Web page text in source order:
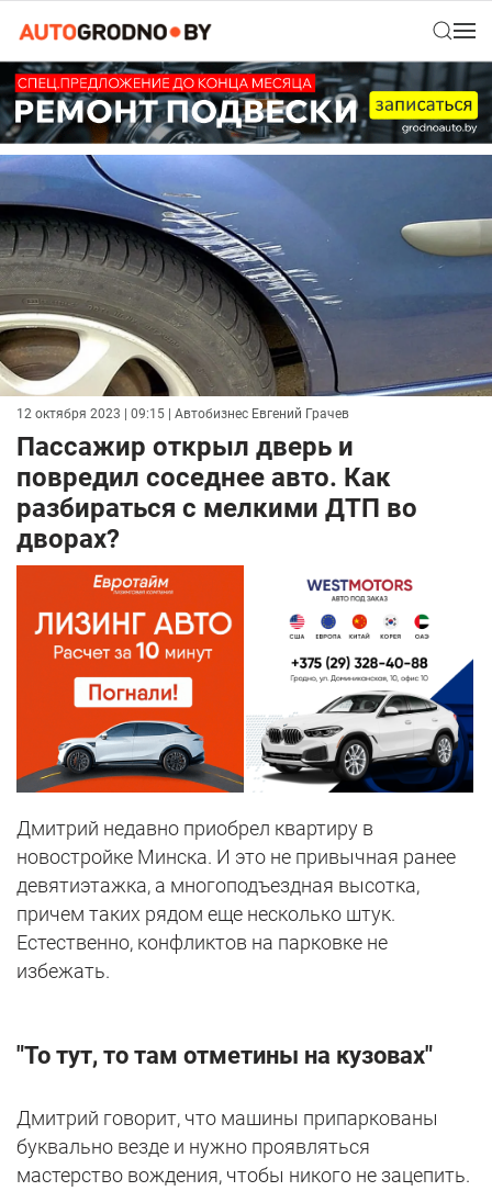
12 октября 2023 | 09:15 | Автобизнес Евгений Грачев
Пассажир открыл дверь и
повредил соседнее авто. Как
разбираться с мелкими ДТП во
дворах?
Дмитрий недавно приобрел квартиру в
новостройке Минска. И это не привычная ранее
девятиэтажка, а многоподъездная высотка,
причем таких рядом еще несколько штук.
Естественно, конфликтов на парковке не
избежать.
"То тут, то там отметины на кузовах"
Дмитрий говорит, что машины припаркованы
буквально везде и нужно проявляться
мастерство вождения, чтобы никого не зацепить.